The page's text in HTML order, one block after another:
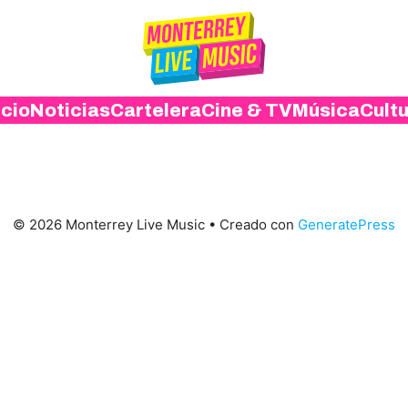
NoticiasCarteleraCine & TVMúsica
© 2026 Monterrey Live Music • Creado con GeneratePress